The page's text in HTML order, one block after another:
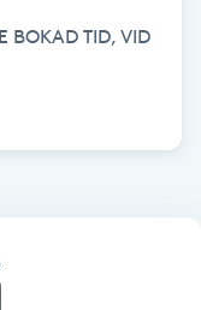
BOKAD TID, VID